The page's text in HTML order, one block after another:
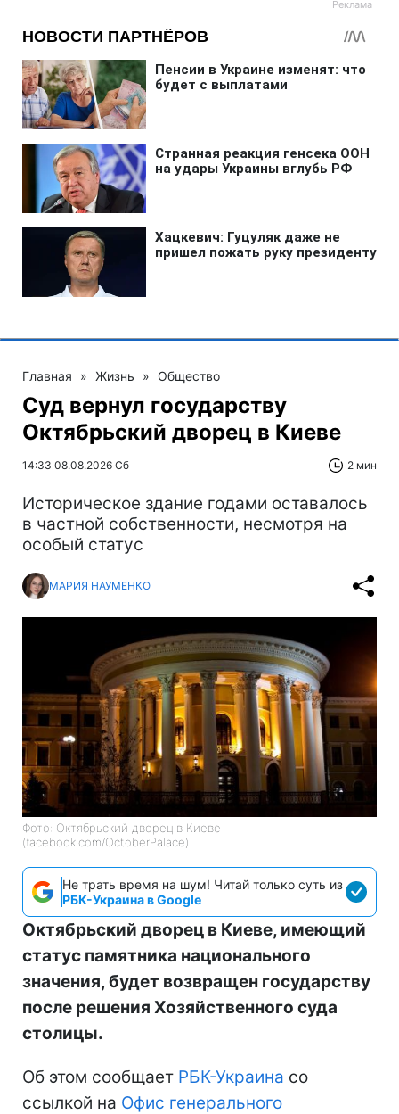
Главная » Жизнь » Общество
Суд вернул государству
Октябрьский дворец в Киеве
14:33 08.08.2026 Сб 2 мин
Историческое здание годами оставалось
в частной собственности, несмотря на
особый статус
МАРИЯ НАУМЕНКО
Фото: Октябрьский дворец в Киеве
(facebook.com/OctoberPalace)
Не трать время на шум! Читай только суть из
РБК-Украина в Google
Октябрьский дворец в Киеве, имеющий
статус памятника национального
значения, будет возвращен государству
после решения Хозяйственного суда
столицы.
Об этом сообщает РБК-Украина со
ссылкой на Офис генерального